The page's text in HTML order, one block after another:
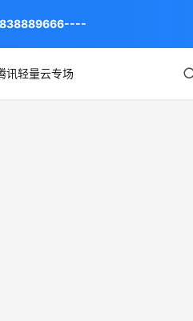
讯轻量云专场